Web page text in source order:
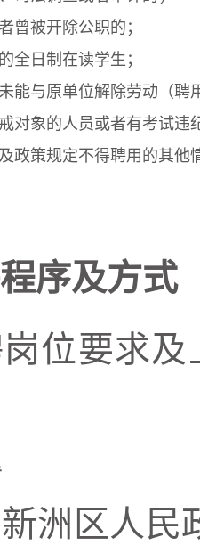
曾被开除公职的；
全日制在读学生；
能与原单位解除劳动（聘
对象的人员或者有考试
政策规定不得聘用的其他
序及方式
位要求
洲区人民